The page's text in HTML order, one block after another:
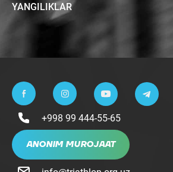
YANGILIKLAR
+998 99 444-55-65
ANONIM MUROJAAT